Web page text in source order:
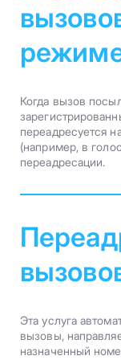
Когда вызов
переадресуется
(например, в
переадресации.
Эта услуга
вызовы,
назначенный